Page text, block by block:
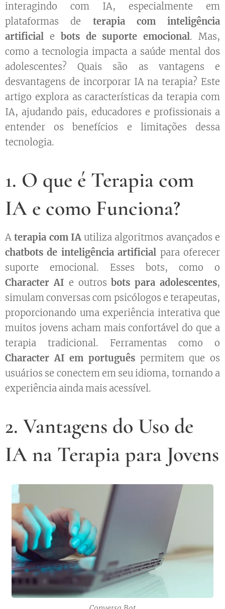
interagindo com IA, especialmente em
plataformas de terapia com inteligência
artificial e bots de suporte emocional. Mas,
como a tecnologia impacta a saúde mental dos
adolescentes? Quais são as vantagens e
desvantagens de incorporar IA na terapia? Este
artigo explora as características da terapia com
IA, ajudando pais, educadores e profissionais a
entender os benefícios e limitações dessa
tecnologia.
1. O que é Terapia com
IA e como Funciona?
Aterapia com IAutiliza algoritmos avançados e
chatbots de inteligência artificial para oferecer
suporte emocional. Esses bots, como o
Character AI e outrosbots para adolescentes,
simulam conversas com psicólogos e terapeutas,
proporcionando uma experiência interativa que
muitos jovens acham mais confortável do que a
terapia tradicional. Ferramentas como o
Character AI em português permitem que os
usuários se conectem em seu idioma, tornando a
experiência ainda mais acessível.
2. Vantagens do Uso de
IA na Terapia para Jovens